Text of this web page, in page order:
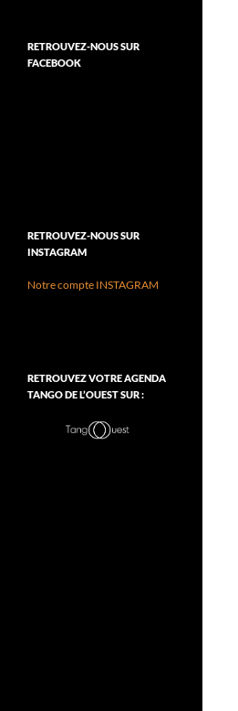
RETROUVEZ-NOUS SUR
FACEBOOK
RETROUVEZ-NOUS SUR
INSTAGRAM
Notre compte INSTAGRAM
RETROUVEZ VOTRE AGENDA
TANGO DE L’OUEST SUR :